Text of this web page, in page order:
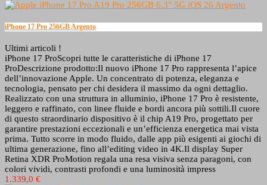
iPhone 17 Pro 256GB Argento
Ultimi articoli !
iPhone 17 ProScopri tutte le caratteristiche di iPhone 17
ProDescrizione prodotto:Il nuovo iPhone 17 Pro rappresenta l’apice
dell’innovazione Apple. Un concentrato di potenza, eleganza e
tecnologia, pensato per chi desidera il massimo da ogni dettaglio.
Realizzato con una struttura in alluminio, iPhone 17 Pro è resistente,
leggero e raffinato, con linee fluide e bordi ancora più sottili.Il cuore
di questo straordinario dispositivo è il chip A19 Pro, progettato per
garantire prestazioni eccezionali e un’efficienza energetica mai vista
prima. Tutto scorre in modo fluido, dalle app più esigenti ai giochi di
ultima generazione, fino all’editing video in 4K.Il display Super
Retina XDR ProMotion regala una resa visiva senza paragoni, con
colori vividi, contrasti profondi e una luminosità impress
1.339,0 €